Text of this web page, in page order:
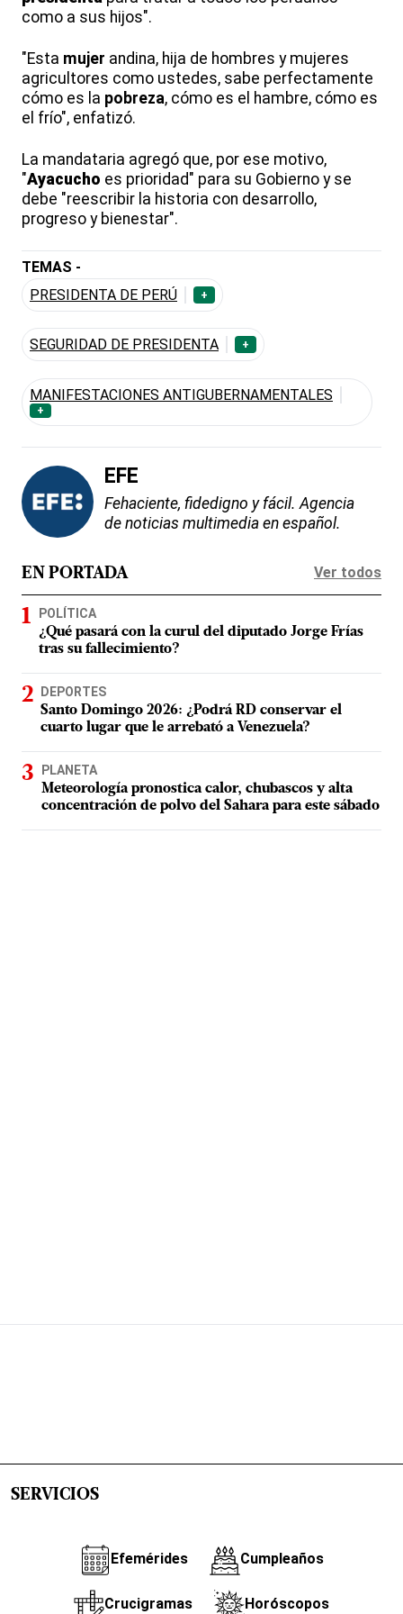
como a sus hijos".
"Esta mujer andina, hija de hombres y mujeres
agricultores como ustedes, sabe perfectamente
cómo es la pobreza, cómo es el hambre, cómo es
el frío", enfatizó.
La mandataria agregó que, por ese motivo,
"Ayacucho es prioridad" para su Gobierno y se
debe "reescribir la historia con desarrollo,
progreso y bienestar".
TEMAS -
PRESIDENTA DE PERÚ
+
SEGURIDAD DE PRESIDENTA +
MANIFESTACIONES ANTIGUBERNAMENTALES
+
EFE
Fehaciente, fidedigno y fácil. Agencia
de noticias multimedia en español.
EN PORTADA Ver todos
POLÍTICA
¿Qué pasará con la curul del diputado Jorge Frías
tras su fallecimiento?
DEPORTES
Santo Domingo 2026: ¿Podrá RD conservar el
cuarto lugar que le arrebató a Venezuela?
PLANETA
Meteorología pronostica calor, chubascos y alta
concentración de polvo del Sahara para este sábado
SERVICIOS
Efemérides Cumpleaños
Crucigramas Horóscopos